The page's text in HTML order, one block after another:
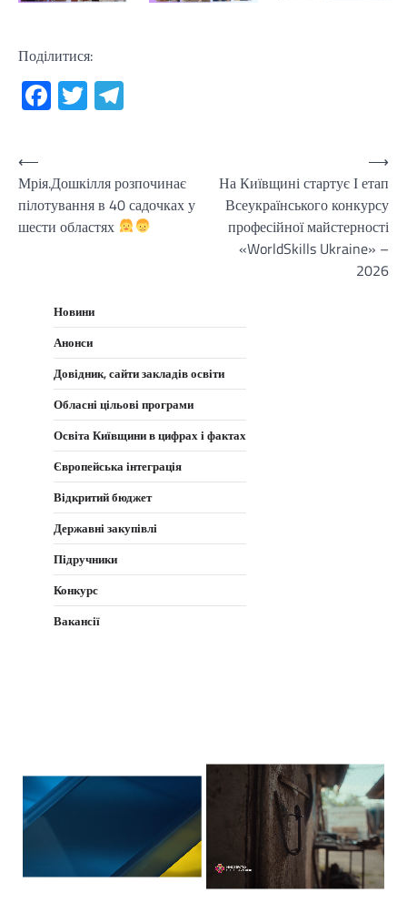
Поділитися:
Facebook
Twitter
Навігація
записів
⟵
Мрія.Дошкілля розпочинає
пілотування в 40 садочках у
шести областях
На Київщині стартує І етап
Всеукраїнського конкурсу
професійної майстерності
«WorldSkills Ukraine» –
2026
⟶
Новини
Анонси
Довідник, сайти закладів освіти
Обласні цільові програми
Освіта Київщини в цифрах і фактах
Європейська інтеграція
Відкритий бюджет
Державні закупівлі
Підручники
Конкурс
Вакансії